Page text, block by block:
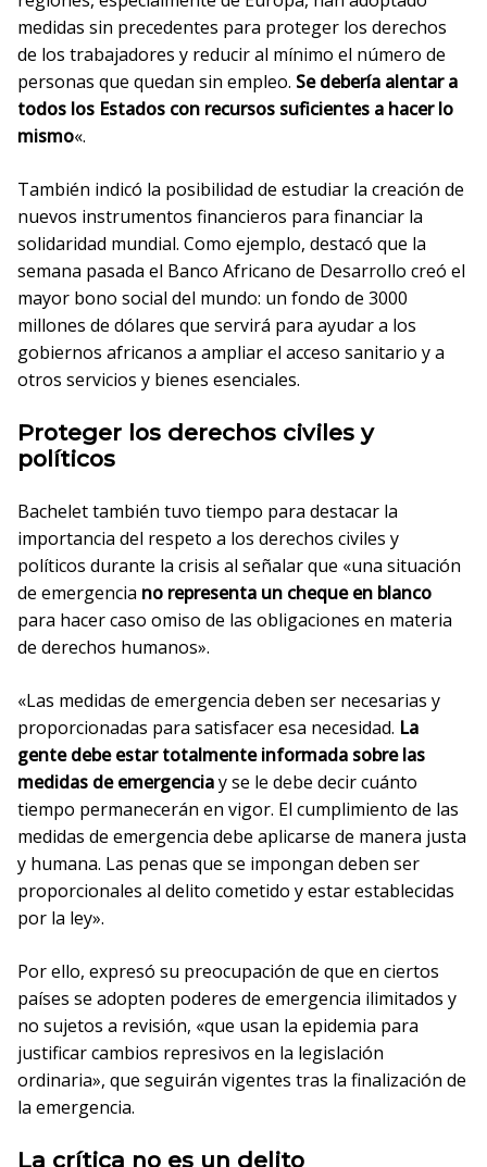
medidas sin precedentes para proteger los derechos
de los trabajadores y reducir al mínimo el número de
personas que quedan sin empleo. Se debería alentar a
todos los Estados con recursos suficientes a hacer lo
mismo«.
También indicó la posibilidad de estudiar la creación de
nuevos instrumentos financieros para financiar la
solidaridad mundial. Como ejemplo, destacó que la
semana pasada el Banco Africano de Desarrollo creó el
mayor bono social del mundo: un fondo de 3000
millones de dólares que servirá para ayudar a los
gobiernos africanos a ampliar el acceso sanitario y a
otros servicios y bienes esenciales.
Proteger los derechos civiles y
políticos
Bachelet también tuvo tiempo para destacar la
importancia del respeto a los derechos civiles y
políticos durante la crisis al señalar que «una situación
de emergencia no representa un cheque en blanco
para hacer caso omiso de las obligaciones en materia
de derechos humanos».
«Las medidas de emergencia deben ser necesarias y
proporcionadas para satisfacer esa necesidad. La
gente debe estar totalmente informada sobre las
medidas de emergenciay se le debe decir cuánto
tiempo permanecerán en vigor. El cumplimiento de las
medidas de emergencia debe aplicarse de manera justa
y humana. Las penas que se impongan deben ser
proporcionales al delito cometido y estar establecidas
por la ley».
Por ello, expresó su preocupación de que en ciertos
países se adopten poderes de emergencia ilimitados y
no sujetos a revisión, «que usan la epidemia para
justificar cambios represivos en la legislación
ordinaria», que seguirán vigentes tras la finalización de
la emergencia.
La crítica no es un delito